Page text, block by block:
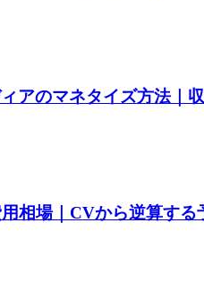
アのマネタイズ方法｜
相場｜CVから逆算す